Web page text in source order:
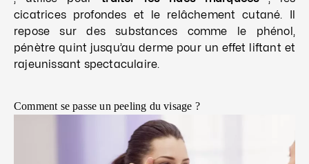
cicatrices profondes et le relâchement cutané. Il
repose sur des substances comme le phénol,
pénètre quint jusqu’au derme pour un effet liftant et
rajeunissant spectaculaire.
Comment se passe un peeling du visage ?